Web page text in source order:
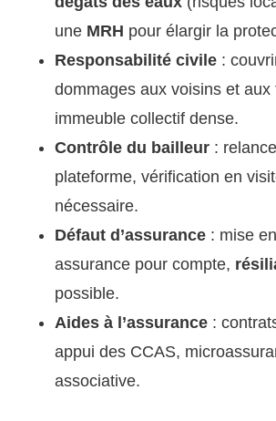
une MRH pour élargir la
Responsabilité civile :
dommages aux voisins et aux
immeuble collectif dense.
Contrôle du bailleur :
plateforme, vérification en
nécessaire.
Défaut d’assurance : mise
assurance pour compte,
possible.
Aides à l’assurance :
appui des CCAS,
associative.